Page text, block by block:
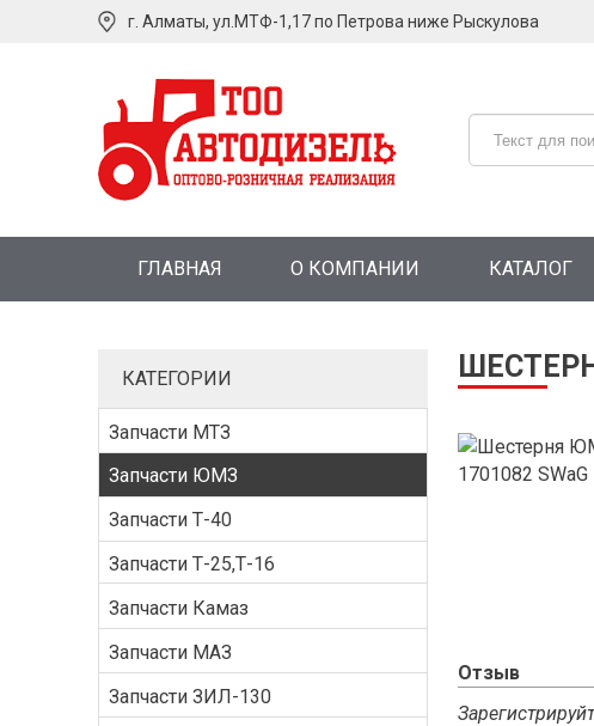
г. Алматы, ул.МТФ-1,17 по Петрова ниже Рыскулова
ГЛАВНАЯ О КОМПАНИИ КАТАЛОГ
КАТЕГОРИИ
Запчасти МТЗ
Запчасти ЮМЗ
Запчасти Т-40
Запчасти Т-25,Т-16
Запчасти Камаз
Запчасти МАЗ
Запчасти ЗИЛ-130
Отзыв